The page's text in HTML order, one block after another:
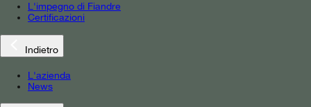
L'impegno di Fiandre
Certificazioni
Indietro
L'azienda
News